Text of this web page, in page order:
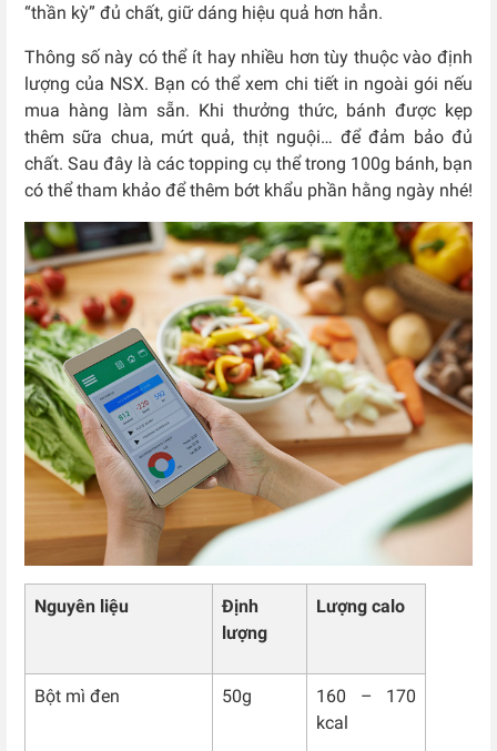
“thần kỳ” đủ chất, giữ dáng hiệu quả hơn hẳn.
Thông số này có thể ít hay nhiều hơn tùy thuộc vào định
lượng của NSX. Bạn có thể xem chi tiết in ngoài gói nếu
mua hàng làm sẵn. Khi thưởng thức, bánh được kẹp
thêm sữa chua, mứt quả, thịt nguội… để đảm bảo đủ
chất. Sau đây là các topping cụ thể trong 100g bánh, bạn
có thể tham khảo để thêm bớt khẩu phần hằng ngày nhé!
Nguyên liệu
Định
lượng
Lượng calo
Bột mì đen 50g
160 – 170
kcal